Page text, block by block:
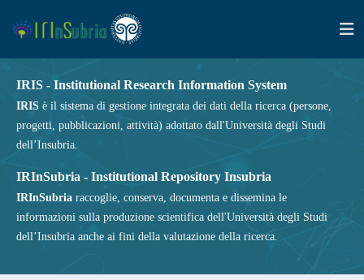
IRIS - Institutional Research Information System
IRIS è il sistema di gestione integrata dei dati della ricerca (persone,
progetti, pubblicazioni, attività) adottato dall'Università degli Studi
dell’Insubria.
IRInSubria - Institutional Repository Insubria
IRInSubria raccoglie, conserva, documenta e dissemina le
informazioni sulla produzione scientifica dell'Università degli Studi
dell’Insubria anche ai fini della valutazione della ricerca.